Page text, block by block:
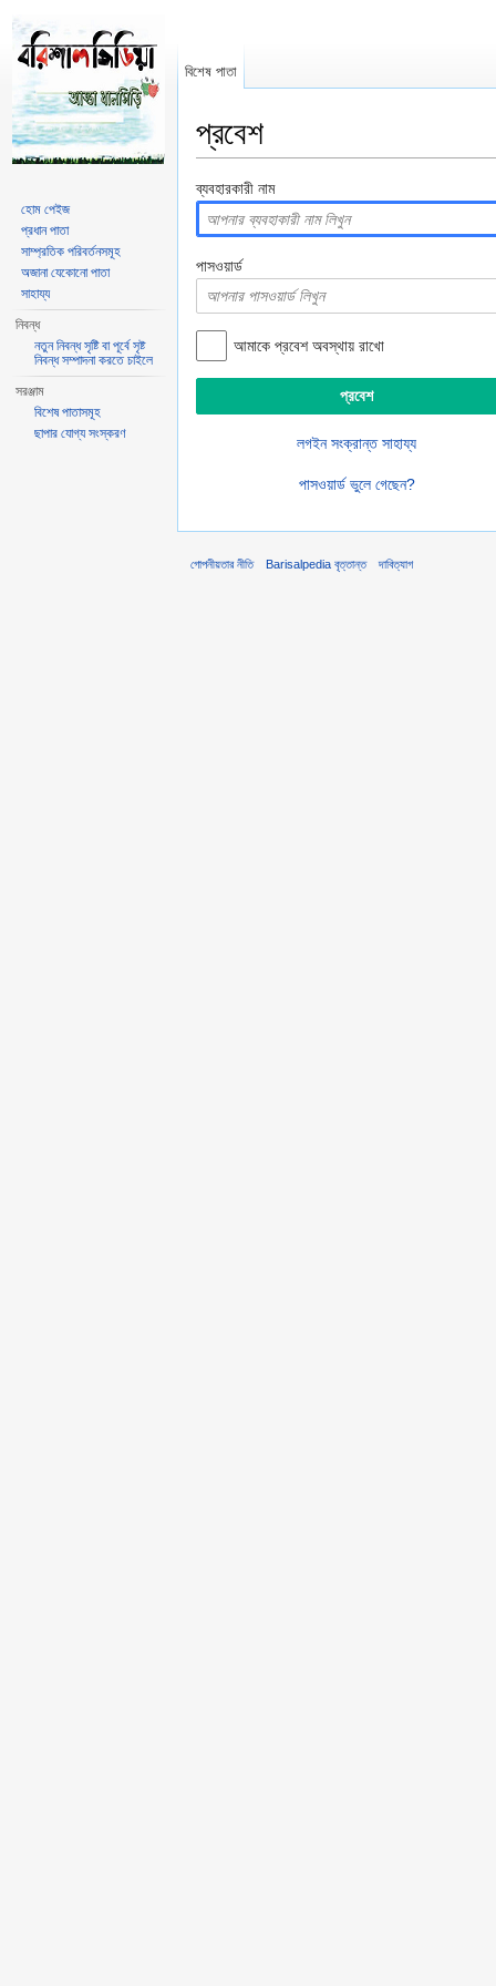
প্রবেশ
ব্যবহারকারী নাম
পাসওয়ার্ড
আমাকে প্রবেশ অবস্থায় রাখো
লগইন সংক্রান্ত সাহায্য
পাসওয়ার্ড ভুলে গেছেন?
বিশেষ পাতা
হোম পেইজ
প্রধান পাতা
সাম্প্রতিক পরিবর্তনসমূহ
অজানা যেকোনো পাতা
সাহায্য
নিবন্ধ
নতুন নিবন্ধ সৃষ্টি বা পূর্বে সৃষ্ট
নিবন্ধ সম্পাদনা করতে চাইলে
সরঞ্জাম
বিশেষ পাতাসমূহ
ছাপার যোগ্য সংস্করণ
গোপনীয়তার নীতি Barisalpedia বৃত্তান্ত দাবিত্যাগ